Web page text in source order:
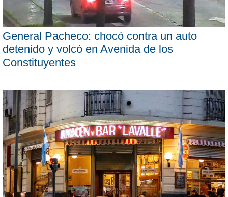
General Pacheco: chocó contra un auto
detenido y volcó en Avenida de los
Constituyentes